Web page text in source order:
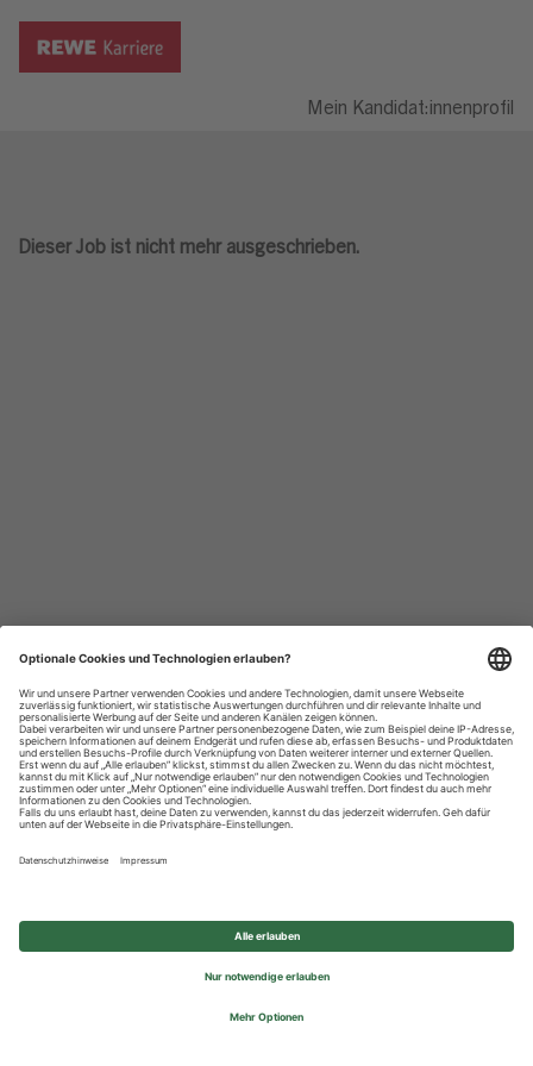
Mein Kandidat:innenprofil
Dieser Job ist nicht mehr ausgeschrieben.
Datenschutzhinweise
Impressum
Privatsphäre-Einstellungen
© 2026 REWE Group - All rights reserved